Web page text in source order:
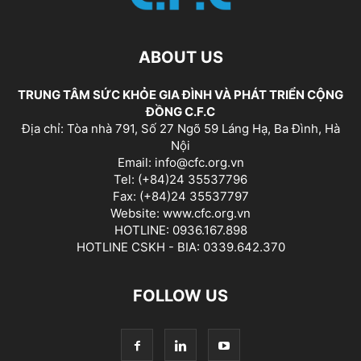
ABOUT US
TRUNG TÂM SỨC KHỎE GIA ĐÌNH VÀ PHÁT TRIỂN CỘNG
ĐỒNG C.F.C
Địa chỉ: Tòa nhà 791, Số 27 Ngõ 59 Láng Hạ, Ba Đình, Hà
Nội
Email: info@cfc.org.vn
Tel: (+84)24 35537796
Fax: (+84)24 35537797
Website: www.cfc.org.vn
HOTLINE: 0936.167.898
HOTLINE CSKH - BIA: 0339.642.370
FOLLOW US